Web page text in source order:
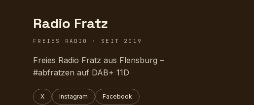
Radio Fratz
FREIES RADIO · SEIT 2019
Freies Radio Fratz aus Flensburg –
#abfratzen auf DAB+ 11D
X Instagram Facebook